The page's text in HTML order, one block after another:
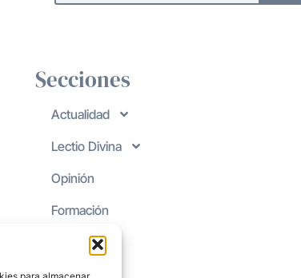
Secciones
Actualidad
Lectio Divina
Opinión
Formación